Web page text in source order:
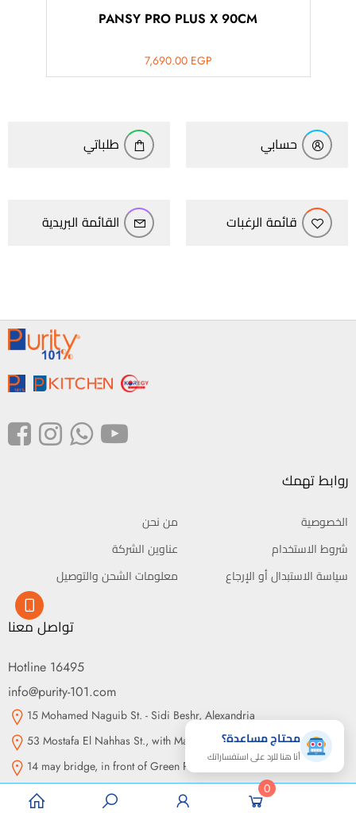
PANSY PRO PLUS X 90CM
7,690.00 EGP
حسابي طلباتي
قائمة الرغبات القائمة البريدية
روابط تهمك
من نحن
الخصوصية
عناوين الشركة
شروط الاستخدام
معلومات الشحن والتوصيل
سياسة الاستبدال أو الإرجاع
تواصل معنا
Hotline 16495
info@purity-101.com
15 Mohamed Naguib St. - Sidi Beshr, Alexandria
53 Mostafa El Nahhas St., with Makram Ebeid St., Nasr City, Cairo
14 may bridge, in front of Green Plaza, Somouha, Alexandria
0
محتاج مساعدة؟
أنا هنا للرد على استفساراتك